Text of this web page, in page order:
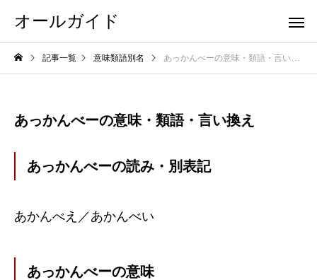
オールガイド
記事一覧 意味類語別名 あっかんべーの意味・類語・言い換え
あっかんべーの意味・類語・言い換え
あっかんべーの読み・別表記
あかんべえ／あかんべい
あっかんべーの意味